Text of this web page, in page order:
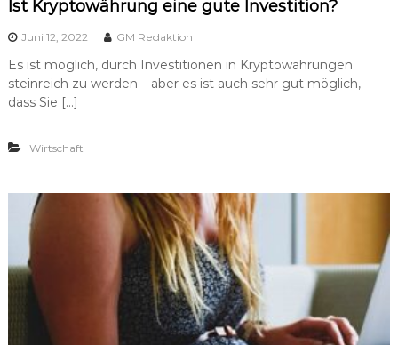
Ist Kryptowährung eine gute Investition?
Juni 12, 2022 GM Redaktion
Es ist möglich, durch Investitionen in Kryptowährungen
steinreich zu werden – aber es ist auch sehr gut möglich,
dass Sie […]
Wirtschaft